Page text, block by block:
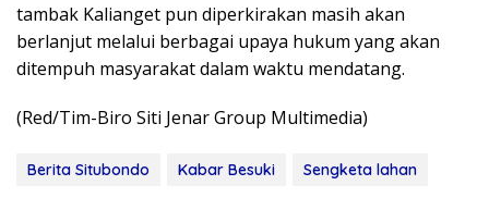
tambak Kalianget pun diperkirakan masih akan
berlanjut melalui berbagai upaya hukum yang akan
ditempuh masyarakat dalam waktu mendatang.
(Red/Tim-Biro Siti Jenar Group Multimedia)
Berita Situbondo Kabar Besuki Sengketa lahan